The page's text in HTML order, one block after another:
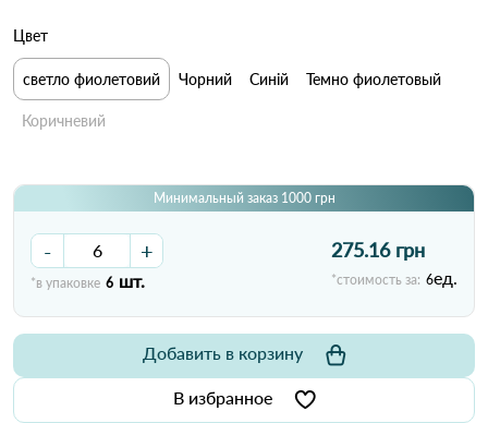
Цвет
светло фиолетовий Чорний Синій Темно фиолетовый
Коричневий
Минимальный заказ 1000 грн
- +
*в упаковке 6 шт.
275.16 грн
*стоимость за: 6ед.
В избранное
Добавить в корзину